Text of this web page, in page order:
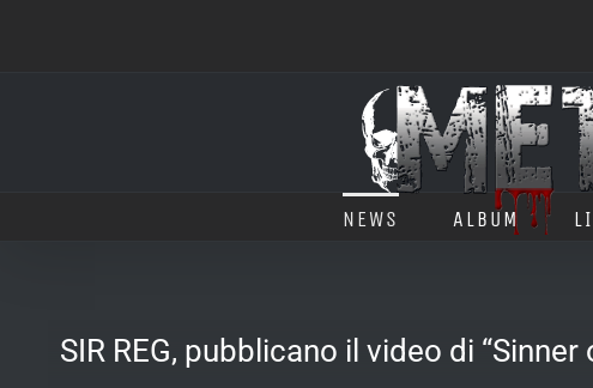
NEWS ALBUM
SIR REG, pubblicano il video di “Sinner